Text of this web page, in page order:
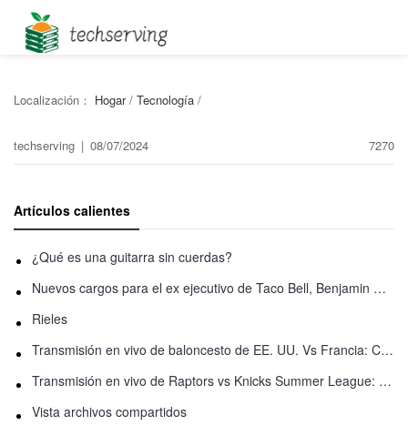
Localización： Hogar / Tecnología /
techserving | 08/07/2024 7270
Artículos calientes
¿Qué es una guitarra sin cuerdas?
Nuevos cargos para el ex ejecutivo de Taco Bell, Benjamin Golden, en una pelea con Uber
Rieles
Transmisión en vivo de baloncesto de EE. UU. Vs Francia: Cómo ver en línea
Transmisión en vivo de Raptors vs Knicks Summer League: Cómo ver
Vista archivos compartidos